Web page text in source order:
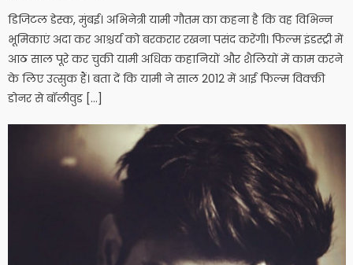
डिजिटल डेस्क, मुंबई। अभिनेत्री यामी गौतम का कहना है कि वह विभिन्न
भूमिकाएं अदा कर आश्चर्य को बरकरार रखना पसंद करेंगी। फिल्म इंडस्ट्री में
आठ साल पूरे कर चुकी यामी अधिक कहानियों और शैलियों में काम करने
के लिए उत्सुक हैं। बता दें कि यामी ने साल 2012 में आई फिल्म विक्की
डोनर से बॉलीवुड […]